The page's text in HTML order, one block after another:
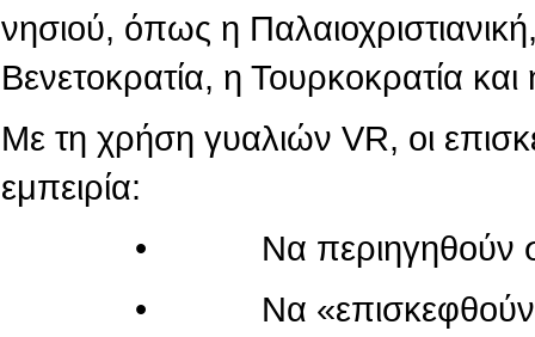
νησιού, όπως η
Βενετοκρατία, η Τουρκοκρατία
Με τη χρήση γυαλιών VR, οι
εμπειρία:
• Να περιηγηθούν στον
• Να «επισκεφθούν» τον